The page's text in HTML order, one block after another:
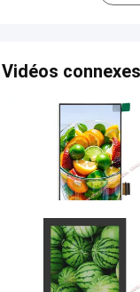
Vidéos connexes